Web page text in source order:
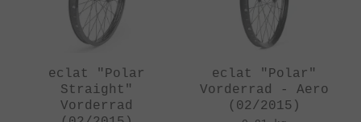
eclat "Polar
Straight"
Vorderrad
eclat "Polar"
Vorderrad - Aero
(02/2015)